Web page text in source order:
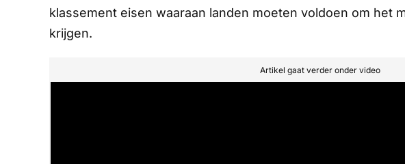
klassement eisen waaraan landen moeten voldoen om het
krijgen.
Artikel gaat verder onder video